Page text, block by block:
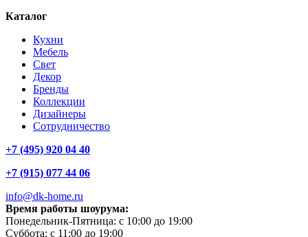
Каталог
Кухни
Мебель
Свет
Декор
Бренды
Коллекции
Дизайнеры
Сотрудничество
+7 (495) 920 04 40
+7 (915) 077 44 06
info@dk-home.ru
Время работы шоурума:
Понедельник-Пятница: c 10:00 до 19:00
Суббота: c 11:00 до 19:00